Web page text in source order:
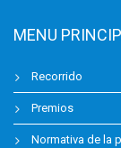
MENU
Recorrido
Premios
Normativa de la